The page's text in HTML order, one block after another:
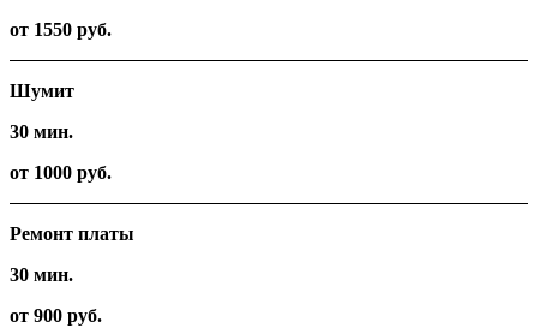
от 1550 руб.
Шумит
30 мин.
от 1000 руб.
Ремонт платы
30 мин.
от 900 руб.